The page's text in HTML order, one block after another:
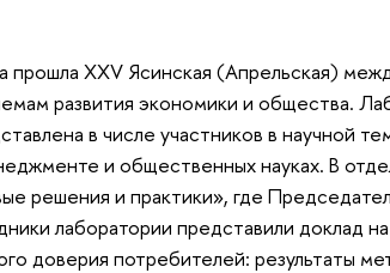
прошла XXV Ясинская (Апрельская)
развития экономики и общества.
в числе участников в научной
и общественных науках. В
решения и практики», где
лаборатории представили доклад
доверия потребителей: результаты